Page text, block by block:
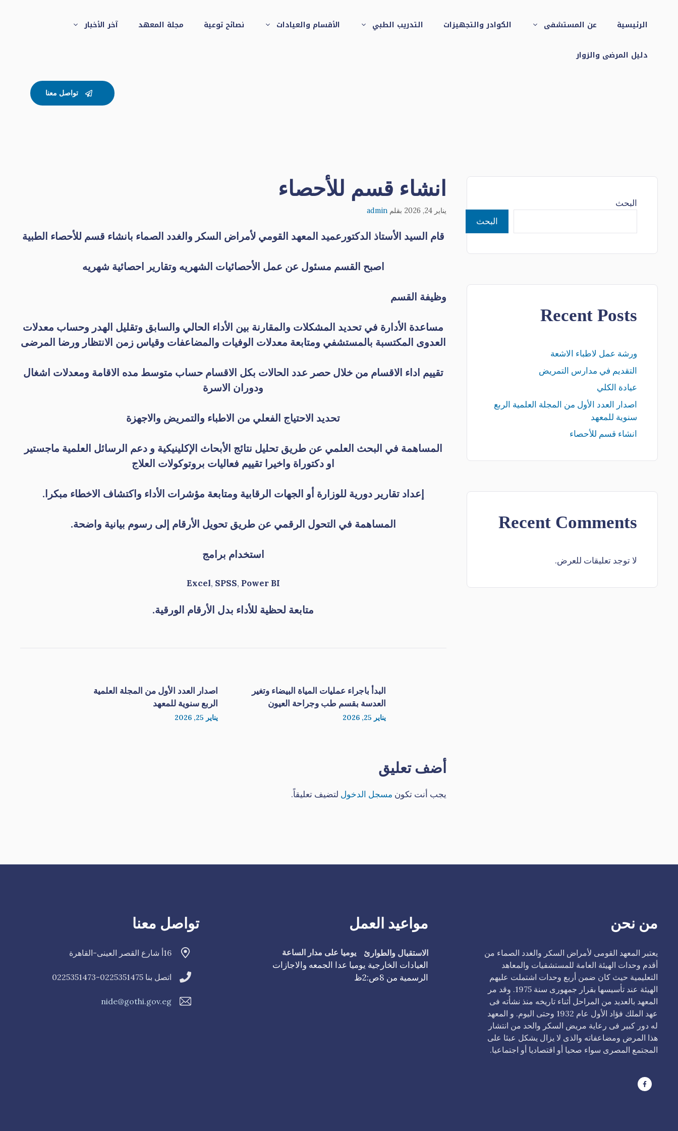
الرئيسية عن المستشفى الكوادر والتجهيزات التدريب الطبي الأقسام والعيادات نصائح توعية مجلة المعهد آخر الأخبار
دليل المرضى والزوار
تواصل معنا
انشاء قسم للأحصاء
يناير 24, 2026 بقلمadmin
قام السيد الأستاذ الدكتورعميد المعهد القومي لأمراض السكر والغدد الصماء بانشاء قسم للأحصاء الطبية
اصبح القسم مسئول عن عمل الأحصائيات الشهريه وتقارير احصائية شهريه
وظيفة القسم
مساعدة الأدارة في تحديد المشكلات والمقارنة بين الأداء الحالي والسابق وتقليل الهدر وحساب معدلات
العدوى المكتسبة بالمستشفي ومتابعة معدلات الوفيات والمضاعفات وقياس زمن الانتظار ورضا المرضى
تقييم اداء الاقسام من خلال حصر عدد الحالات بكل الاقسام حساب متوسط مده الاقامة ومعدلات اشغال
ودوران الاسرة
تحديد الاحتياج الفعلي من الاطباء والتمريض والاجهزة
المساهمة في البحث العلمي عن طريق تحليل نتائج الأبحاث الإكلينيكية و دعم الرسائل العلمية ماجستير
او دكتوراة واخيرا تقييم فعاليات بروتوكولات العلاج
إعداد تقارير دورية للوزارة أو الجهات الرقابية ومتابعة مؤشرات الأداء واكتشاف الاخطاء مبكرا.
المساهمة في التحول الرقمي عن طريق تحويل الأرقام إلى رسوم بيانية واضحة.
استخدام برامج
Excel, SPSS, Power BI
متابعة لحظية للأداء بدل الأرقام الورقية.
البدأ باجراء عمليات المياة البيضاء وتغير
العدسة بقسم طب وجراحة العيون
يناير 25, 2026
اصدار العدد الأول من المجلة العلمية
الربع سنوية للمعهد
يناير 25, 2026
أضف تعليق
يجب أنت تكون مسجل الدخول لتضيف تعليقاً.
البحث
البحث
Recent Posts
ورشة عمل لاطباء الاشعة
التقديم في مدارس التمريض
عيادة الكلي
اصدار العدد الأول من المجلة العلمية الربع
سنوية للمعهد
انشاء قسم للأحصاء
Recent Comments
لا توجد تعليقات للعرض.
من نحن
يعتبر المعهد القومى لأمراض السكر والغدد الصماء من
أقدم وحدات الهيئة العامة للمستشفيات والمعاهد
التعليمية حيث كان ضمن أربع وحدات اشتملت عليهم
الهيئة عند تأسيسها بقرار جمهورى سنة 1975. وقد مر
المعهد بالعديد من المراحل أثناء تاريخه منذ نشأته فى
عهد الملك فؤاد الأول عام 1932 وحتى اليوم. و المعهد
له دور كبير فى رعاية مريض السكر والحد من انتشار
هذا المرض ومضاعفاته والذى لا يزال يشكل عبئا على
المجتمع المصرى سواء صحيا أو اقتصاديا أو اجتماعيا.
مواعيد العمل
الاستقبال والطوارئ يوميا على مدار الساعة
العيادات الخارجية يوميا عدا الجمعه والاجازات
الرسمية من 8ص:2ظ
تواصل معنا
16أ شارع القصر العينى-القاهرة
اتصل بنا 0225351475-0225351473
nide@gothi.gov.eg